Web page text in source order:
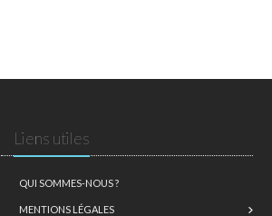
Liens utiles
QUI SOMMES-NOUS ?
MENTIONS LÉGALES